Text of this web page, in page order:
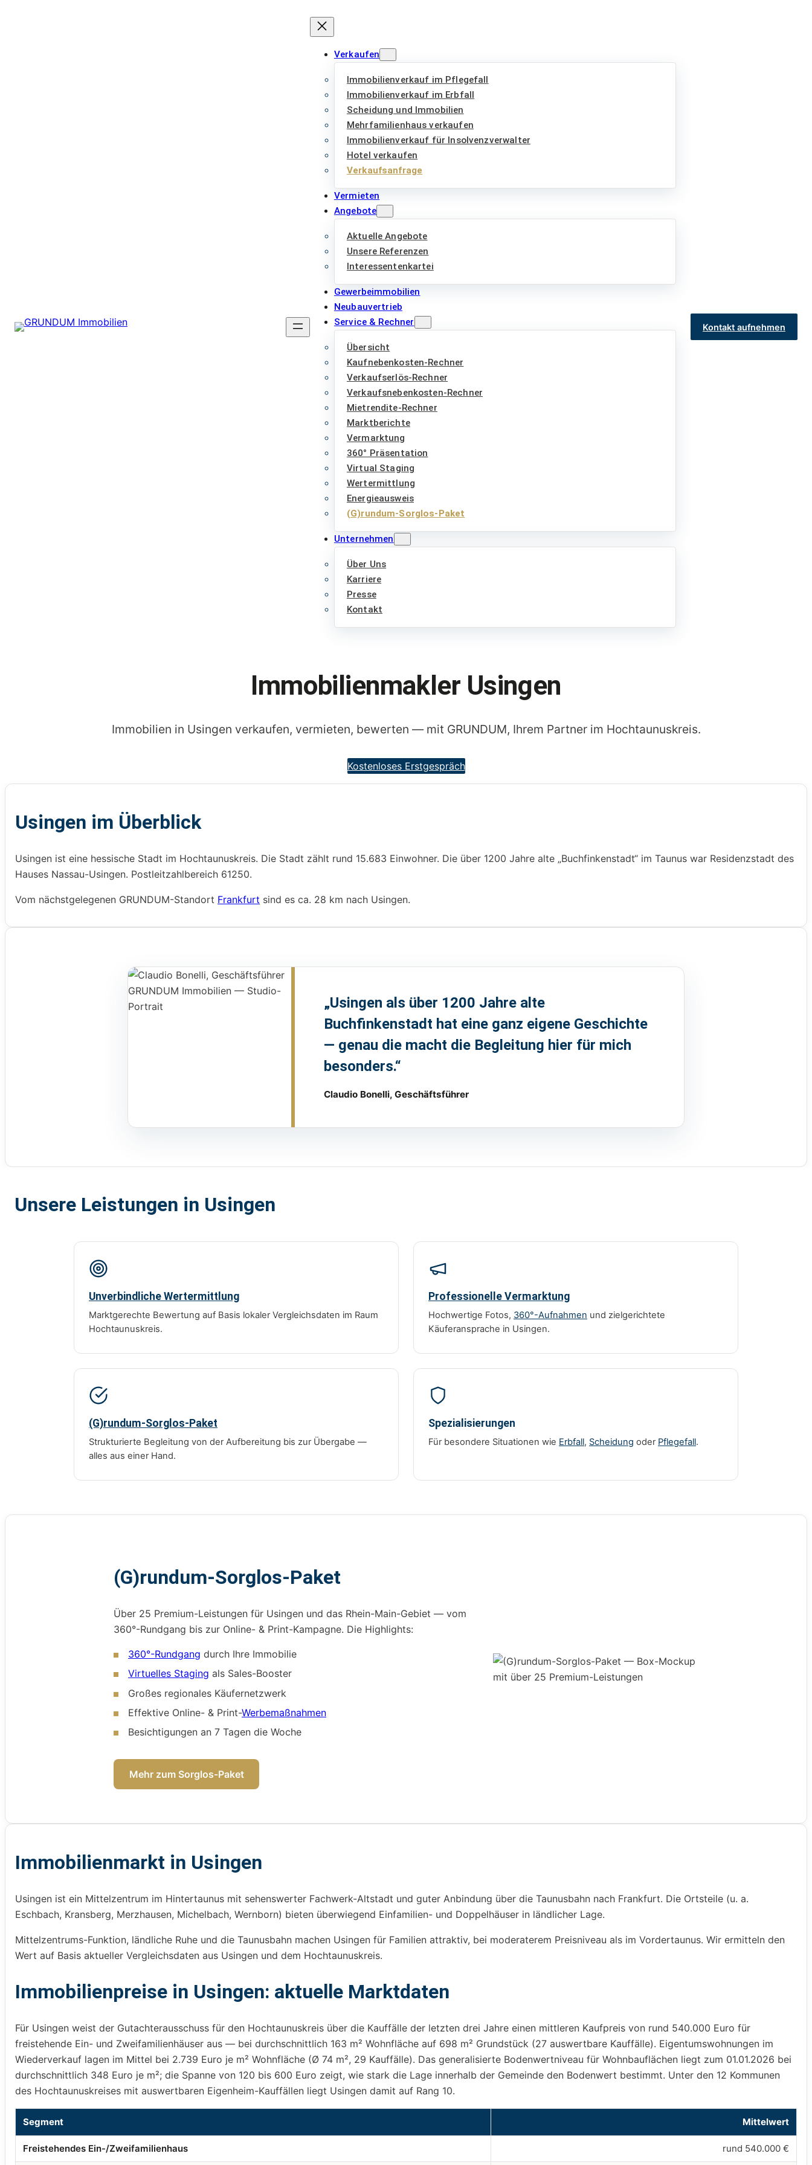
Verkaufen
Immobilienverkauf im Pflegefall
Immobilienverkauf im Erbfall
Scheidung und Immobilien
Mehrfamilienhaus verkaufen
Immobilienverkauf für Insolvenzverwalter
Hotel verkaufen
Verkaufsanfrage
Vermieten
Angebote
Aktuelle Angebote
Unsere Referenzen
Interessentenkartei
Gewerbeimmobilien
Neubauvertrieb
Service & Rechner
Übersicht
Kaufnebenkosten-Rechner
Verkaufserlös-Rechner
Verkaufsnebenkosten-Rechner
Mietrendite-Rechner
Marktberichte
Vermarktung
360° Präsentation
Virtual Staging
Wertermittlung
Energieausweis
(G)rundum-Sorglos-Paket
Unternehmen
Über Uns
Karriere
Presse
Kontakt
Kontakt aufnehmen
Immobilienmakler Usingen
Immobilien in Usingen verkaufen, vermieten, bewerten — mit GRUNDUM, Ihrem Partner im Hochtaunuskreis.
Kostenloses Erstgespräch
Usingen im Überblick
Usingen ist eine hessische Stadt im Hochtaunuskreis. Die Stadt zählt rund 15.683 Einwohner. Die über 1200 Jahre alte „Buchfinkenstadt“ im Taunus war Residenzstadt des
Hauses Nassau-Usingen. Postleitzahlbereich 61250.
Vom nächstgelegenen GRUNDUM-Standort Frankfurt sind es ca. 28 km nach Usingen.
„Usingen als über 1200 Jahre alte
Buchfinkenstadt hat eine ganz eigene Geschichte
— genau die macht die Begleitung hier für mich
besonders.“
Claudio Bonelli, Geschäftsführer
Unsere Leistungen in Usingen
Unverbindliche Wertermittlung
Marktgerechte Bewertung auf Basis lokaler Vergleichsdaten im Raum
Hochtaunuskreis.
Professionelle Vermarktung
Hochwertige Fotos, 360°-Aufnahmen und zielgerichtete
Käuferansprache in Usingen.
(G)rundum-Sorglos-Paket
Strukturierte Begleitung von der Aufbereitung bis zur Übergabe —
alles aus einer Hand.
Spezialisierungen
Für besondere Situationen wie Erbfall, Scheidung oder Pflegefall.
(G)rundum-Sorglos-Paket
Über 25 Premium-Leistungen für Usingen und das Rhein-Main-Gebiet — vom
360°-Rundgang bis zur Online- & Print-Kampagne. Die Highlights:
360°-Rundgang durch Ihre Immobilie
Virtuelles Staging als Sales-Booster
Großes regionales Käufernetzwerk
Effektive Online- & Print-Werbemaßnahmen
Besichtigungen an 7 Tagen die Woche
Mehr zum Sorglos-Paket
Immobilienmarkt in Usingen
Usingen ist ein Mittelzentrum im Hintertaunus mit sehenswerter Fachwerk-Altstadt und guter Anbindung über die Taunusbahn nach Frankfurt. Die Ortsteile (u. a.
Eschbach, Kransberg, Merzhausen, Michelbach, Wernborn) bieten überwiegend Einfamilien- und Doppelhäuser in ländlicher Lage.
Mittelzentrums-Funktion, ländliche Ruhe und die Taunusbahn machen Usingen für Familien attraktiv, bei moderaterem Preisniveau als im Vordertaunus. Wir ermitteln den
Wert auf Basis aktueller Vergleichsdaten aus Usingen und dem Hochtaunuskreis.
Immobilienpreise in Usingen: aktuelle Marktdaten
Für Usingen weist der Gutachterausschuss für den Hochtaunuskreis über die Kauffälle der letzten drei Jahre einen mittleren Kaufpreis von rund 540.000 Euro für
freistehende Ein- und Zweifamilienhäuser aus — bei durchschnittlich 163 m² Wohnfläche auf 698 m² Grundstück (27 auswertbare Kauffälle). Eigentumswohnungen im
Wiederverkauf lagen im Mittel bei 2.739 Euro je m² Wohnfläche (Ø 74 m², 29 Kauffälle). Das generalisierte Bodenwertniveau für Wohnbauflächen liegt zum 01.01.2026 bei
durchschnittlich 348 Euro je m²; die Spanne von 120 bis 600 Euro zeigt, wie stark die Lage innerhalb der Gemeinde den Bodenwert bestimmt. Unter den 12 Kommunen
des Hochtaunuskreises mit auswertbaren Eigenheim-Kauffällen liegt Usingen damit auf Rang 10.
Segment Mittelwert
Freistehendes Ein-/Zweifamilienhaus rund 540.000 €